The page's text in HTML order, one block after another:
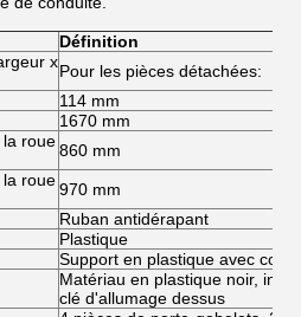
Définition
xPour les pièces détachées:
114 mm
1670 mm
roue860 mm
roue970 mm
Ruban antidérapant
Plastique
Support en plastique avec
Matériau en plastique noir,
clé d'allumage dessus